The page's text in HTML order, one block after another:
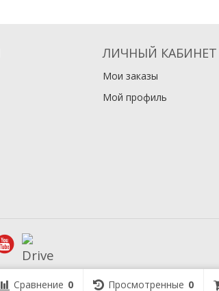
ЛИЧНЫЙ КАБИНЕТ
Мои заказы
Мой профиль
Сравнение 0 Просмотренные 0